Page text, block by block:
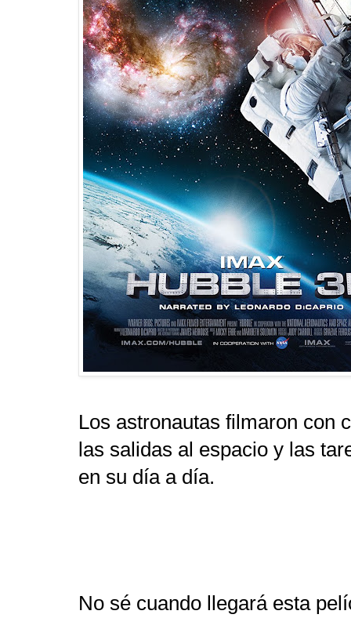
Los astronautas filmaron con
las salidas al espacio y las
en su día a día.
No sé cuando llegará esta